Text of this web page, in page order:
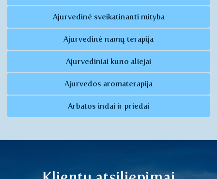
Ajurvedinė sveikatinanti mityba
Ajurvedinė namų terapija
Ajurvediniai kūno aliejai
Ajurvedos aromaterapija
Arbatos indai ir priedai